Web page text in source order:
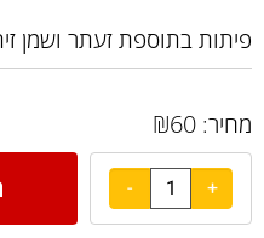
פיתות בתוספת זעתר ושמן
מחיר: ₪60